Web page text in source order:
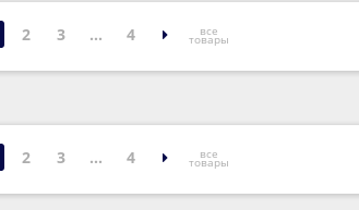
2 3 ... 4 все
товары
2 3 ... 4 все
товары